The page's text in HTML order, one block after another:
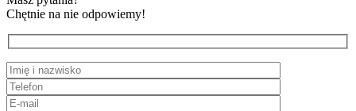
Chętnie na nie odpowiemy!